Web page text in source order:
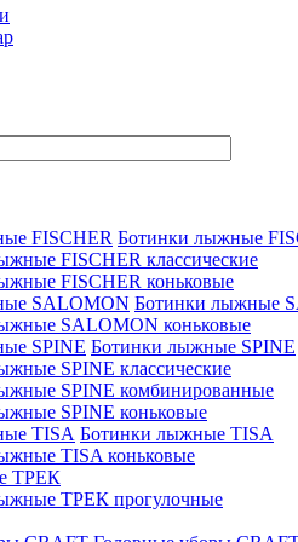
Ботинки лыжные
FISCHER классические
FISCHER коньковые
Ботинки лыжные
SALOMON коньковые
Ботинки лыжные SPINE
SPINE классические
SPINE комбинированные
SPINE коньковые
Ботинки лыжные TISA
TISA коньковые
ТРЕК
ТРЕК прогулочные